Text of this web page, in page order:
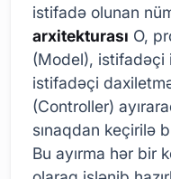
istifadə olunan
arxitekturası O,
(Model), istifadəçi
istifadəçi
(Controller)
sınaqdan keçirilə
Bu ayırma hər bir